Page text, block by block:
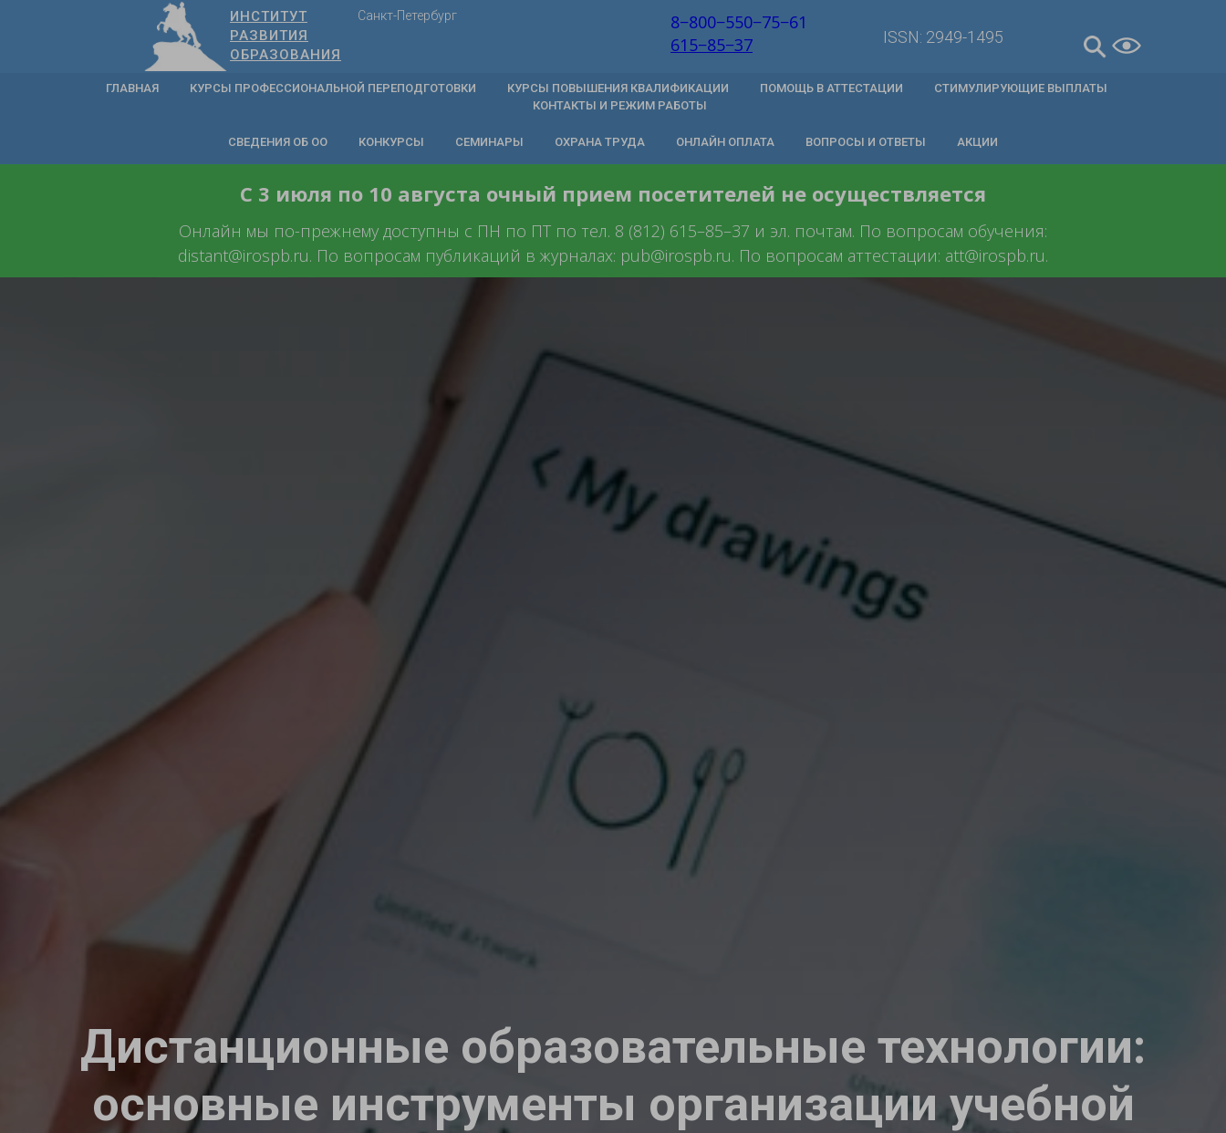
8−800−550−75−61
ИНСТИТУТ
РАЗВИТИЯ
ОБРАЗОВАНИЯ
Санкт-Петербург
615−85−37 ISSN: 2949-1495
ГЛАВНАЯ КУРСЫ ПРОФЕССИОНАЛЬНОЙ ПЕРЕПОДГОТОВКИ КУРСЫ ПОВЫШЕНИЯ КВАЛИФИКАЦИИ ПОМОЩЬ В АТТЕСТАЦИИ
СТИМУЛИРУЮЩИЕ ВЫПЛАТЫ
КОНТАКТЫ И РЕЖИМ РАБОТЫ
СВЕДЕНИЯ ОБ ОО КОНКУРСЫ СЕМИНАРЫ ОХРАНА ТРУДА ОНЛАЙН ОПЛАТА ВОПРОСЫ И ОТВЕТЫ АКЦИИ
С 3 июля по 10 августа очный прием посетителей не осуществляется
Онлайн мы по-прежнему доступны с ПН по ПТ по тел. 8 (812) 615–85–37 и эл. почтам. По вопросам обучения:
distant@irospb.ru. По вопросам публикаций в журналах: pub@irospb.ru. По вопросам аттестации: att@irospb.ru.
Дистанционные образовательные технологии:
основные инструменты организации учебной